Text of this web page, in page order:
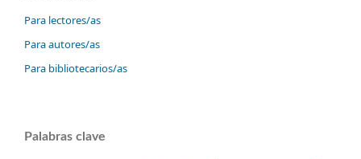
Para lectores/as
Para autores/as
Para bibliotecarios/as
Palabras clave